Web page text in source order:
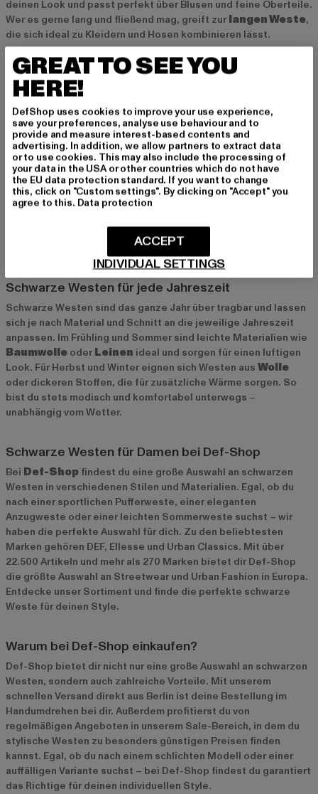
deinen Look und passt perfekt über Blusen und feine Oberteile.
Wer es gerne lang und fließend mag, greift zur langen Weste,
die sich ideal zu Kleidern und Hosen kombinieren lässt.
Styling-Tipps: So kombinierst du eine schwarze
Weste richtig
Schwarze Westen lassen sich mit vielen Outfits kombinieren
und bieten unzählige Styling-Möglichkeiten. Für einen
entspannten Look kannst du sie mit einerBluseund Jeans
kombinieren – ideal für den Alltag. Wenn du es eleganter
magst, passt eine Anzugweste perfekt über ein
langärmeliges Kleidoder einen feinen Pullover. Für einen
sportlichen Stil ist eine Pufferweste ideal, kombiniert mit
oder Sonnenbrillen setzen zusätzlich Akzente und machen den
Schwarze Westen für jede Jahreszeit
Schwarze Westen sind das ganze Jahr über tragbar und lassen
sich je nach Material und Schnitt an die jeweilige Jahreszeit
anpassen. Im Frühling und Sommer sind leichte Materialien wie
Baumwolle oder Leinen ideal und sorgen für einen luftigen
Look. Für Herbst und Winter eignen sich Westen aus Wolle
oder dickeren Stoffen, die für zusätzliche Wärme sorgen. So
bist du stets modisch und komfortabel unterwegs –
unabhängig vom Wetter.
Schwarze Westen für Damen bei Def-Shop
Bei Def-Shop findest du eine große Auswahl an schwarzen
Westen in verschiedenen Stilen und Materialien. Egal, ob du
nach einer sportlichen Pufferweste, einer eleganten
Anzugweste oder einer leichten Sommerweste suchst – wir
haben die perfekte Auswahl für dich. Zu den beliebtesten
Marken gehören DEF, Ellesse und Urban Classics. Mit über
22.500 Artikeln und mehr als 270 Marken bietet dir Def-Shop
die größte Auswahl an Streetwear und Urban Fashion in Europa.
Entdecke unser Sortiment und finde die perfekte schwarze
Weste für deinen Style.
Warum bei Def-Shop einkaufen?
Def-Shop bietet dir nicht nur eine große Auswahl an schwarzen
Westen, sondern auch zahlreiche Vorteile. Mit unserem
schnellen Versand direkt aus Berlin ist deine Bestellung im
Handumdrehen bei dir. Außerdem profitierst du von
regelmäßigen Angeboten in unserem Sale-Bereich, in dem du
stylische Westen zu besonders günstigen Preisen finden
kannst. Egal, ob du nach einem schlichten Modell oder einer
auffälligen Variante suchst – bei Def-Shop findest du garantiert
das Richtige für deinen individuellen Style.
GREAT TO SEE YOU
HERE!
DefShop uses cookies to improve your use experience,
save your preferences, analyse use behaviour and to
provide and measure interest-based contents and
advertising. In addition, we allow partners to extract data
or to use cookies. This may also include the processing of
your data in the USA or other countries which do not have
the EU data protection standard. If you want to change
this, click on "Custom settings". By clicking on "Accept" you
agree to this. Data protection
INDIVIDUAL SETTINGS
ACCEPT